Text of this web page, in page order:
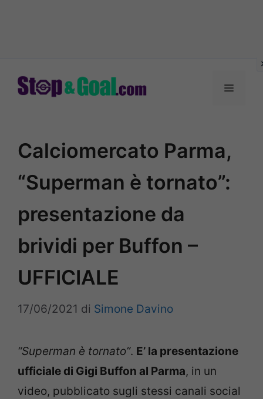
Menu
Calciomercato Parma,
“Superman è tornato”:
presentazione da
brividi per Buffon –
UFFICIALE
17/06/2021 di Simone Davino
“Superman è tornato”. E’ la presentazione
ufficiale di Gigi Buffon al Parma, in un
video, pubblicato sugli stessi canali social